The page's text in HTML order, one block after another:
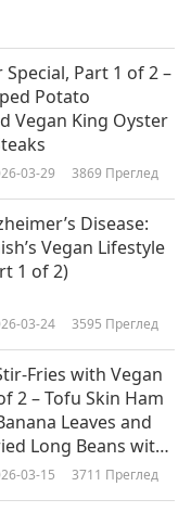
Special, Part 1 of 2 –
Potato
Vegan King Oyster
03-29 3869 Преглед
Disease:
Vegan Lifestyle
1 of 2)
03-24 3595 Преглед
Fries with Vegan
2 – Tofu Skin Ham
Leaves and
Long Beans with
03-15 3711 Преглед